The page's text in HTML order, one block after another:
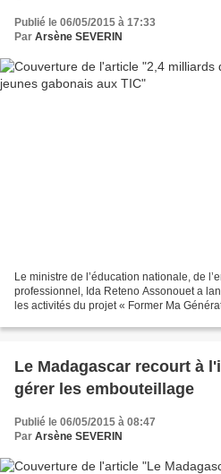
Publié le 06/05/2015 à 17:33
Par Arsène SEVERIN
Le ministre de l’éducation nationale, de
professionnel, Ida Reteno Assonouet a
les activités du projet « Former Ma
Le Madagascar recourt à
gérer les embouteillage
Publié le 06/05/2015 à 08:47
Par Arsène SEVERIN